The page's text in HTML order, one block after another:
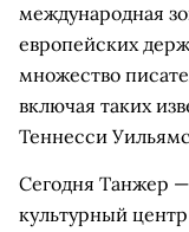
международная
европейских
множество
включая таких
Теннесси
Сегодня Танжер
культурный